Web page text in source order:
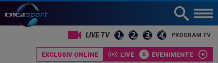
LIVE TV PROGRAM TV
EXCLUSIV ONLINE LIVE EVENIMENTE